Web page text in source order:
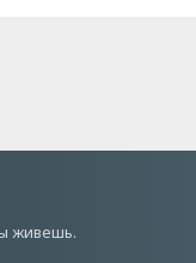
живешь.